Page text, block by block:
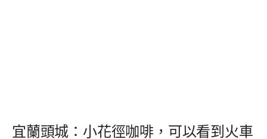
宜蘭頭城：小花徑咖啡，可以看到火車